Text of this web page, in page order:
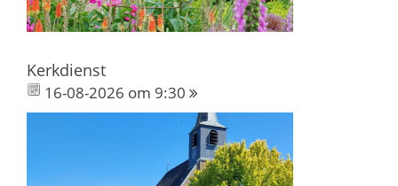
Kerkdienst
16-08-2026 om 9:30